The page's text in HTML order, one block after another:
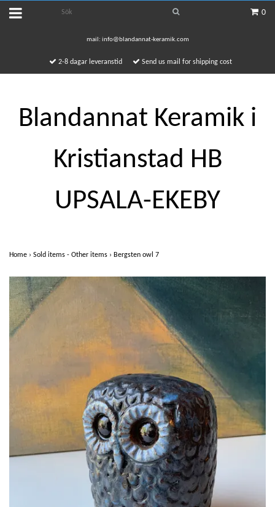
0
mail: info@blandannat-keramik.com
2-8 dagar leveranstid Send us mail for shipping cost
Blandannat Keramik i
Kristianstad HB
UPSALA-EKEBY
Home › Sold items - Other items › Bergsten owl 7